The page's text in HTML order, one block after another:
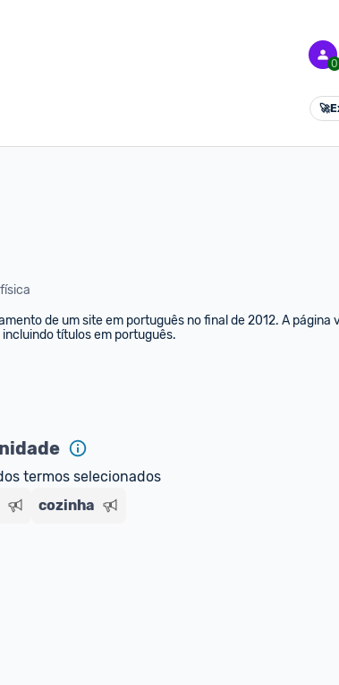
0
🚀
de um site em português no final de 2012. A
incluindo títulos em português.
termos selecionados
cozinha